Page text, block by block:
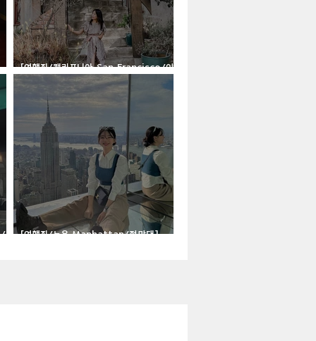
[여행지/캘리포니아 San Francisco/이
색마을] Normandy Village
[여행지/뉴욕 Manhattan/전망대]